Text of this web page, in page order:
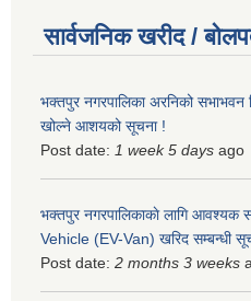
सार्वजनिक खरीद /
भक्तपुर नगरपालिका अरनिको सभाभवन
खोल्ने आशयको सूचना !
Post date: 1 week 5 days ago
भक्तपुर नगरपालिकाकाे लागि आवश्यक
Vehicle (EV-Van) खरिद सम्बन्धी
Post date: 2 months 3 weeks